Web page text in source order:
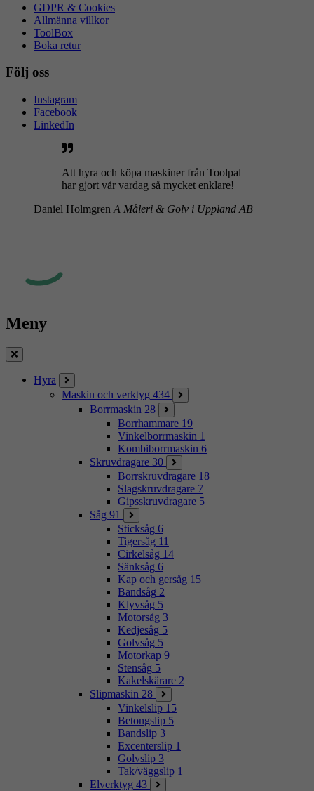
GDPR & Cookies
Allmänna villkor
ToolBox
Boka retur
Följ oss
Instagram
Facebook
LinkedIn
Att hyra och köpa maskiner från Toolpal
har gjort vår vardag så mycket enklare!
Daniel Holmgren A Måleri & Golv i Uppland AB
Meny
Stäng
Hyra
Maskin och verktyg 434
Borrmaskin 28
Borrhammare 19
Vinkelborrmaskin 1
Kombiborrmaskin 6
Skruvdragare 30
Borrskruvdragare 18
Slagskruvdragare 7
Gipsskruvdragare 5
Såg 91
Sticksåg 6
Tigersåg 11
Cirkelsåg 14
Sänksåg 6
Kap och gersåg 15
Bandsåg 2
Klyvsåg 5
Motorsåg 3
Kedjesåg 5
Golvsåg 5
Motorkap 9
Stensåg 5
Kakelskärare 2
Slipmaskin 28
Vinkelslip 15
Betongslip 5
Bandslip 3
Excenterslip 1
Golvslip 3
Tak/väggslip 1
Elverktyg 43